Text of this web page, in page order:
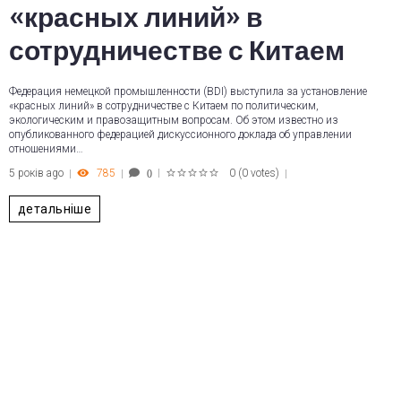
«красных линий» в
сотрудничестве с Китаем
Федерация немецкой промышленности (BDI) выступила за установление
«красных линий» в сотрудничестве с Китаем по политическим,
экологическим и правозащитным вопросам. Об этом известно из
опубликованного федерацией дискуссионного доклада об управлении
отношениями…
5 років ago
785 0 0 (0 votes)
детальніше